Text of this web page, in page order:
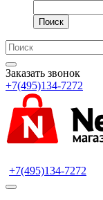
Поиск
Заказать звонок
+7(495)134-7272
+7(495)134-7272